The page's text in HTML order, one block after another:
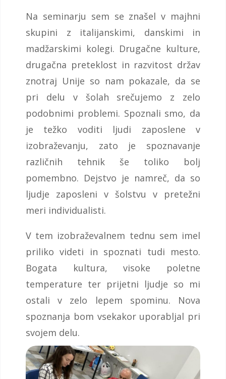
Na seminarju sem se znašel v majhni
skupini z italijanskimi, danskimi in
madžarskimi kolegi. Drugačne kulture,
drugačna preteklost in razvitost držav
znotraj Unije so nam pokazale, da se
pri delu v šolah srečujemo z zelo
podobnimi problemi. Spoznali smo, da
je težko voditi ljudi zaposlene v
izobraževanju, zato je spoznavanje
različnih tehnik še toliko bolj
pomembno. Dejstvo je namreč, da so
ljudje zaposleni v šolstvu v pretežni
meri individualisti.
V tem izobraževalnem tednu sem imel
priliko videti in spoznati tudi mesto.
Bogata kultura, visoke poletne
temperature ter prijetni ljudje so mi
ostali v zelo lepem spominu. Nova
spoznanja bom vsekakor uporabljal pri
svojem delu.